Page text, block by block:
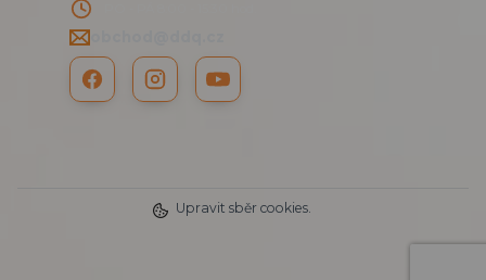
Upravit sběr cookies.